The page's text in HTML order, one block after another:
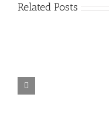
Related Posts